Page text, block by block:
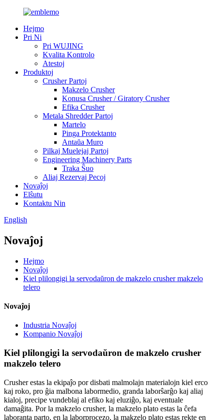
Hejmo
Pri Ni
Pri WUJING
Kvalita Kontrolo
Atestoj
Produktoj
Crusher Partoj
Makzelo Crusher
Konusa Crusher / Giratory Crusher
Efika Crusher
Metala Shredder Partoj
Martelo
Pinga Protektanto
Antaŭa Muro
Pilkaj Muelejaj Partoj
Engineering Machinery Parts
Traka Ŝuo
Aliaj Rezervaj Pecoj
Novaĵoj
Elŝutu
Kontaktu Nin
English
Novaĵoj
Hejmo
Novaĵoj
Kiel plilongigi la servodaŭron de makzelo crusher makzelo
telero
Novaĵoj
Industria Novaĵoj
Kompanio Novaĵoj
Kiel plilongigi la servodaŭron de makzelo crusher
makzelo telero
Crusher estas la ekipaĵo por disbati malmolajn materialojn kiel erco
kaj roko, pro ĝia malbona labormedio, granda laborŝarĝo kaj aliaj
kialoj, precipe vundeblaj al efiko kaj eluziĝo, kaj eventuale
damaĝita. Por la makzelo crusher, la makzelo plato estas la ĉefa
laboranta parto, en la laborprocezo, la makzelo plato estas rekte en